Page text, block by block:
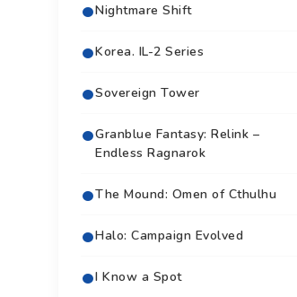
Nightmare Shift
Korea. IL-2 Series
Sovereign Tower
Granblue Fantasy: Relink –
Endless Ragnarok
The Mound: Omen of Cthulhu
Halo: Campaign Evolved
I Know a Spot